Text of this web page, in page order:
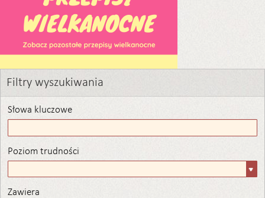
Filtry wyszukiwania
Słowa kluczowe
Poziom trudności
trudności
Zawiera